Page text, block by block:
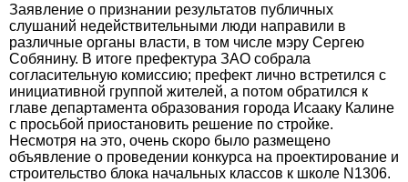
Заявление о признании результатов публичных
слушаний недействительными люди направили в
различные органы власти, в том числе мэру Сергею
Собянину. В итоге префектура ЗАО собрала
согласительную комиссию; префект лично встретился с
инициативной группой жителей, а потом обратился к
главе департамента образования города Исааку Калине
с просьбой приостановить решение по стройке.
Несмотря на это, очень скоро было размещено
объявление о проведении конкурса на проектирование и
строительство блока начальных классов к школе N1306.